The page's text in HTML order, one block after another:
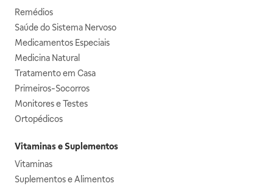
Remédios
Saúde do Sistema Nervoso
Medicamentos Especiais
Medicina Natural
Tratamento em Casa
Primeiros-Socorros
Monitores e Testes
Ortopédicos
Vitaminas e Suplementos
Vitaminas
Suplementos e Alimentos